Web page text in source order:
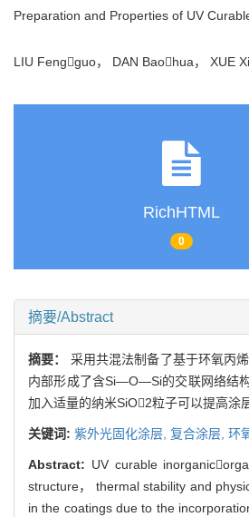
Preparation and Properties of UV
LIU Fengguo， DAN Baohua， XUE
RichHTML
0
摘要/Abstract
摘要： 采用共混法制备了基于环氧丙
内部形成了含Si—O—Si的交联网络结
加入适量的纳米SiO2粒子可以提高涂
关键词: 紫外光固化涂层, 复合涂层, 环
Abstract: UV curable
structure， thermal stability and
in the coatings due to the